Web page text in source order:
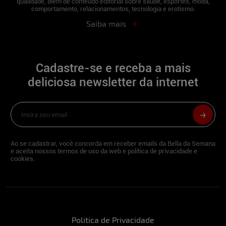
Descreva-se em três palavras:
Quando o assunto é futebol, torce para
algum time?
Já havia posado nua antes?
Não! Essa foi a primeira vez.
Minha bunda e meu sorriso.
O que é preciso para te conquistar?
comportamento, relacionamentos, tecnologia e erotismo.
Saiba mais
Politica de Privacidade
Cadastre-se e receba a mais
deliciosa newsletter da internet
Ao se cadastrar, você concorda em receber emails da Bella da Semana
e aceita nossos termos de uso da web e política de privacidade e
cookies.